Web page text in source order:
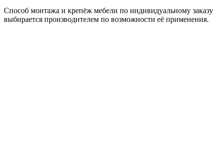
Способ монтажа и крепёж мебели по индивидуальному заказу
выбирается производителем по возможности её применения.